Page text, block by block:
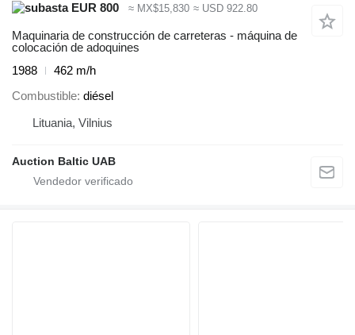
EUR 800
≈ MX$15,830 ≈ USD 922.80
Maquinaria de construcción de carreteras - máquina de
colocación de adoquines
1988
462 m/h
Combustible diésel
Lituania, Vilnius
Auction Baltic UAB